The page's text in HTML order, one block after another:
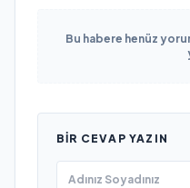
Bu habere henüz
BIR CEVAP YAZIN